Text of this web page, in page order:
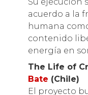
acuerdo a la
humana
contenido
energía en
The Life of
Bate (Chile)
El proyecto